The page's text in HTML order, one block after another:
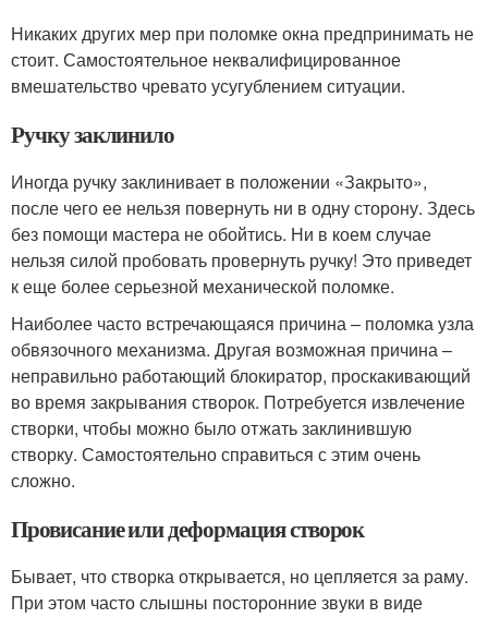
Никаких других мер при поломке окна предпринимать не
стоит. Самостоятельное неквалифицированное
вмешательство чревато усугублением ситуации.
Ручку заклинило
Иногда ручку заклинивает в положении «Закрыто»,
после чего ее нельзя повернуть ни в одну сторону. Здесь
без помощи мастера не обойтись. Ни в коем случае
нельзя силой пробовать провернуть ручку! Это приведет
к еще более серьезной механической поломке.
Наиболее часто встречающаяся причина – поломка узла
обвязочного механизма. Другая возможная причина –
неправильно работающий блокиратор, проскакивающий
во время закрывания створок. Потребуется извлечение
створки, чтобы можно было отжать заклинившую
створку. Самостоятельно справиться с этим очень
сложно.
Провисание или деформация створок
Бывает, что створка открывается, но цепляется за раму.
При этом часто слышны посторонние звуки в виде